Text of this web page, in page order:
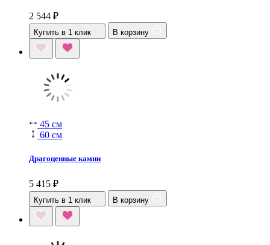
2 544 ₽
Купить в 1 клик В корзину
45 см
60 см
Драгоценные камни
5 415 ₽
Купить в 1 клик В корзину